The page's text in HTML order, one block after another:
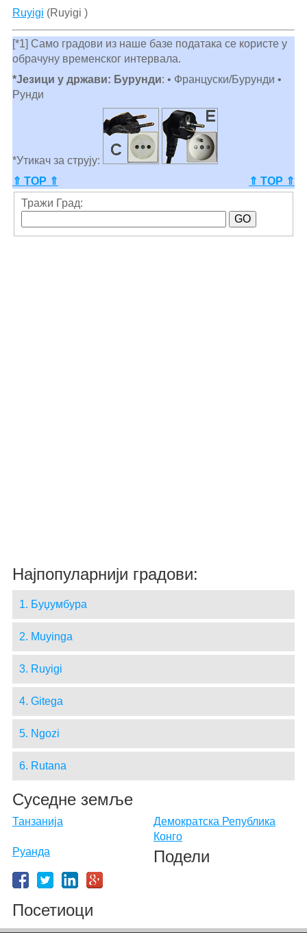
Ruyigi (Ruyigi )
[*1] Само градови из наше базе података се користе у
обрачуну временског интервала.
*Језици у држави: Бурунди: • Француски/Бурунди •
Рунди
*Утикач за струју:
⇑ TOP ⇑
⇑ TOP ⇑
Тражи Град:
Најпопуларнији градови:
1. Буџумбура
2. Muyinga
3. Ruyigi
4. Gitega
5. Ngozi
6. Rutana
Суседне земље
Танзанија
Демократска Република
Конго
Руанда
Подели
Посетиоци